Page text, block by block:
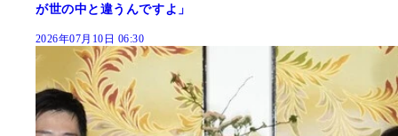
が世の中と違うんですよ」
2026年07月10日 06:30